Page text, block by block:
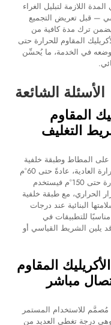
اللازمة لتبليل الغراء
— قبل تعريض التجميع
ويضمن ترك مدة كافية من
المقاوم للحرارة حتى
وضعه في الخدمة، ما يُحسِّن
الأسئلة الشائعة
المقاوم
عن شريط التغليف
على المطاط وطبقة خلفية
من الورق مصممة للاستخدام في درجات الحرارة العادية، عادةً حتى 60°م
إلى 80°م. أما شريط الأكريليك المقاوم للحرارة حتى 150°م فيستخدم
الحراري، مع طبقة خلفية
البنائية عند درجات
وهذا يجعله مناسبًا للتطبيقات في
يلين الشريط القياسي أو
المقاوم
على اتصال مباشر
المقاوم للحرارة حتى 150°م مُصمَّم للاستخدام المستمر
حرارة تبلغ أو تقترب من 150°م، وهي درجة تغطي العديد من